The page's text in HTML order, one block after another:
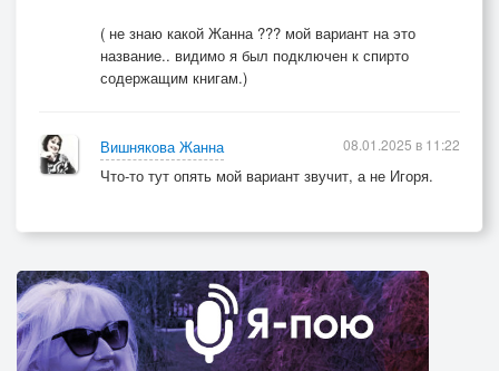
( не знаю какой Жанна ??? мой вариант на это
название.. видимо я был подключен к спирто
содержащим книгам.)
Вишнякова Жанна
Что-то тут опять мой вариант звучит, а не Игоря.
08.01.2025 в 11:22